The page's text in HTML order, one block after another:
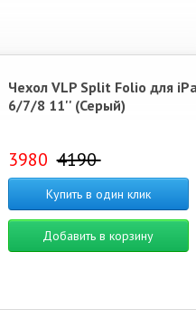
Чехол VLP Split Folio для
6/7/8 11'' (Серый)
3980 4190
Купить в один клик
Добавить в корзину